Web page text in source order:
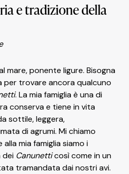
e tradizione della
mare, ponente ligure. Bisogna
per trovare ancora qualcuno
. La mia famiglia è una di
conserva e tiene in vita
sottile, leggera,
di agrumi. Mi chiamo
alla mia famiglia siamo i
dei Canunetticosì come in un
tramandata dai nostri avi.